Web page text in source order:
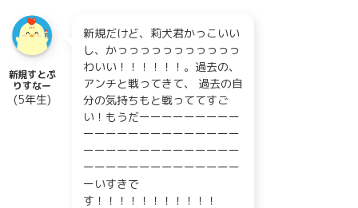
新規すとぷ
りすなー
(5年生)
新規だけど、莉犬君かっこいい
し、かっっっっっっっっっっっ
わいい！！！！！！。過去の、
アンチと戦ってきて、 過去の自
分の気持ちもと戦っててすご
い！もうだーーーーーーーーー
ーーーーーーーーーーーーーー
ーーーーーーーーーーーーーー
ーーーーーーーーーーーーーー
ーいすきで
す！！！！！！！！！！！